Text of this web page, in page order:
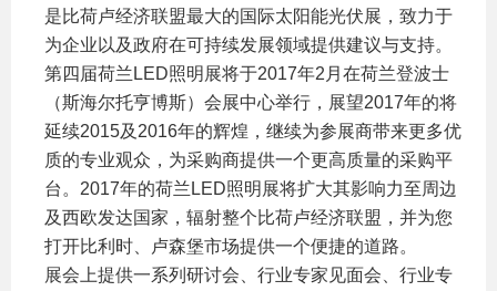
是比荷卢经济联盟最大的国际太阳能光伏展，致力于
为企业以及政府在可持续发展领域提供建议与支持。
第四届荷兰LED照明展将于2017年2月在荷兰登波士
（斯海尔托亨博斯）会展中心举行，展望2017年的将
延续2015及2016年的辉煌，继续为参展商带来更多优
质的专业观众，为采购商提供一个更高质量的采购平
台。2017年的荷兰LED照明展将扩大其影响力至周边
及西欧发达国家，辐射整个比荷卢经济联盟，并为您
打开比利时、卢森堡市场提供一个便捷的道路。
展会上提供一系列研讨会、行业专家见面会、行业专